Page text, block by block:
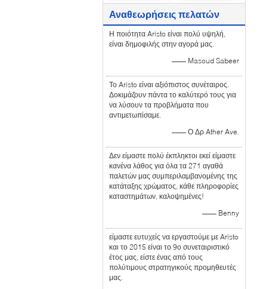
Αναθεωρήσεις πελατών
Η ποιότητα Aristo είναι πολύ υψηλή,
είναι δημοφιλής στην αγορά μας.
—— Masoud Sabeer
Το Aristo είναι αξιόπιστος συνέταιρος.
Δοκιμάζουν πάντα το καλύτερό τους για
να λύσουν τα προβλήματα που
αντιμετωπίσαμε.
—— Ο Δρ Ather Ave.
Δεν είμαστε πολύ έκπληκτοι εκεί είμαστε
κανένα λάθος για όλα τα 271 αγαθά
παλετών μας συμπεριλαμβανομένης της
κατάταξης χρώματος, κάθε πληροφορίες
καταστημάτων, καλοψημένες!
—— Benny
είμαστε ευτυχείς να εργαστούμε με Aristo
και το 2015 είναι το 9ο συνεταιριστικό
έτος μας, είστε ένας από τους
πολύτιμους στρατηγικούς προμηθευτές
μας.